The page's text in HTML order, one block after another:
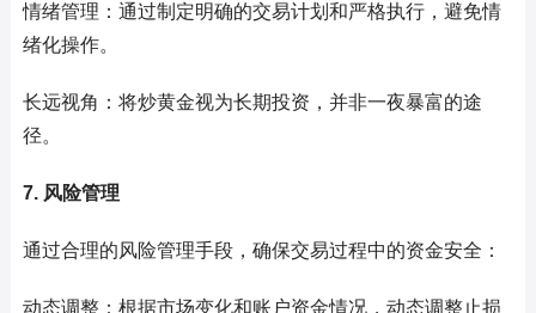
情绪管理：通过制定明确的交易计划和严格执行，避免情
绪化操作。
长远视角：将炒黄金视为长期投资，并非一夜暴富的途
径。
7. 风险管理
通过合理的风险管理手段，确保交易过程中的资金安全：
动态调整：根据市场变化和账户资金情况，动态调整止损